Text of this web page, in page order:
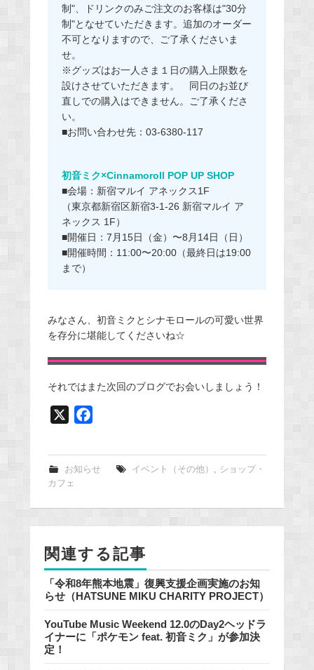
制"、ドリンクのみご注文のお客様は"30分
制"となせていただきます。追加のオーダー
不可となりますので、ご了承くださいま
せ。
※グッズはお一人さま１日の購入上限数を
設けさせていただきます。 同日のお並び
直しでの購入はできません。ご了承くださ
い。
■お問い合わせ先：03-6380-117
初音ミク×Cinnamoroll POP UP SHOP
■会場：新宿マルイ アネックス1F
（東京都新宿区新宿3-1-26 新宿マルイ ア
ネックス 1F）
■開催日：7月15日（金）〜8月14日（日）
■開催時間：11:00〜20:00（最終日は19:00
まで）
みなさん、初音ミクとシナモロールの可愛い世界
を存分に堪能してくださいね☆
それではまた次回のブログでお会いしましょう！
e
o
o
お知らせ イベント（その他） , ショップ・
カフェ
関連する記事
「令和8年熊本地震」復興支援企画実施のお知
らせ（HATSUNE MIKU CHARITY PROJECT）
YouTube Music Weekend 12.0のDay2ヘッドラ
イナーに「ポケモン feat. 初音ミク」が参加決
定！